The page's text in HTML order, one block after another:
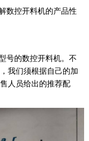
控开料机的产品性
的数控开料机。不
我们须根据自己的加
人员给出的推荐配